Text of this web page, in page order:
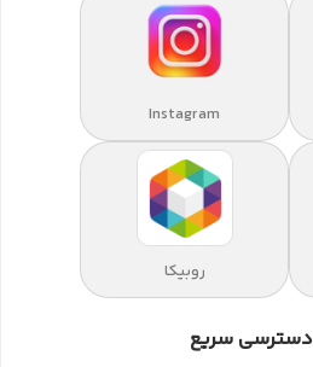
Instagram
روبیکا
دسترسی سریع